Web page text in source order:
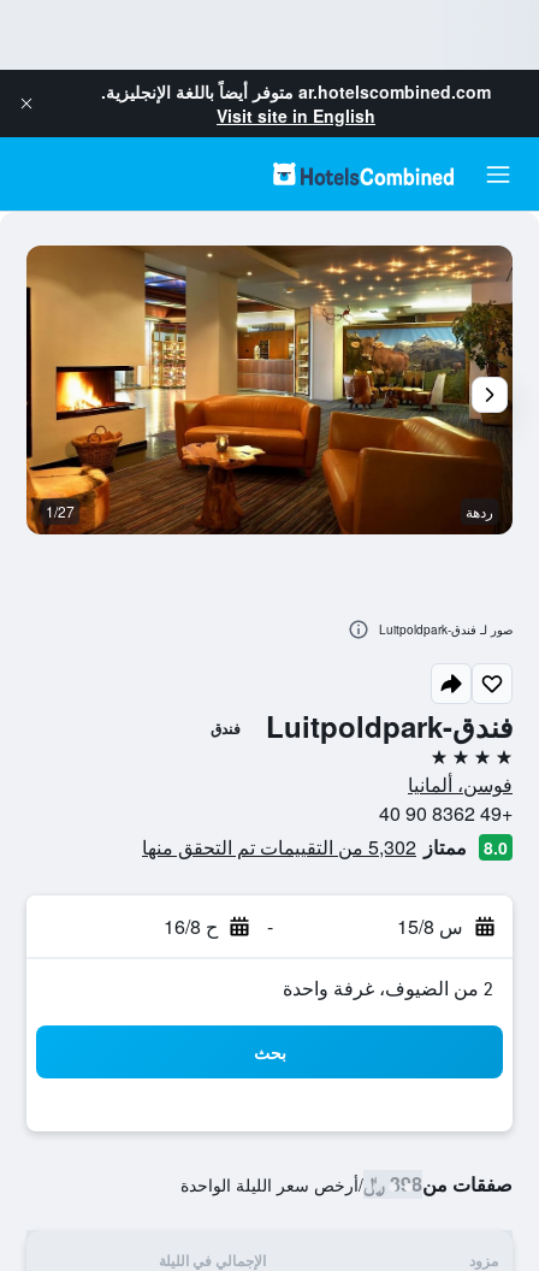
ar.hotelscombined.com متوفر أيضاً باللغة الإنجليزية.
Visit site in English
فندق-Luitpoldpark فندق
4 نجوم
فوسن، ألمانيا
+49 8362 90 40
8.0 ممتاز 5,302 من التقييمات تم التحقق منها
س 15/8 - ح 16/8
2 من الضيوف، غرفة واحدة
بحث
صفقات من398 ﷼ /أرخص سعر الليلة الواحدة
مزود الإجمالي في الليلة
ردهة 1/27
صور لـ فندق-Luitpoldpark